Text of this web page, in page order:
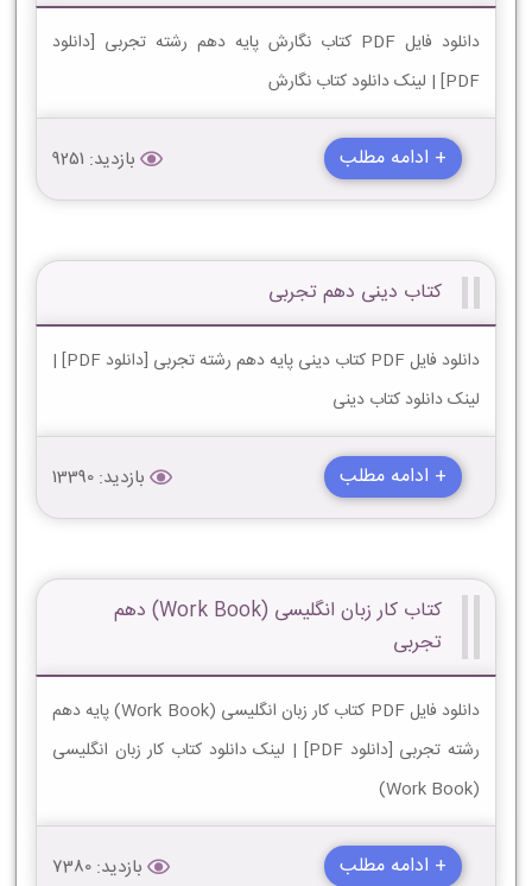
دانلود فایل PDF کتاب نگارش پایه دهم رشته تجربی [دانلود
PDF] | لینک دانلود کتاب نگارش
+ ادامه مطلب بازدید: 9251
کتاب دینی دهم تجربی
دانلود فایل PDF کتاب دینی پایه دهم رشته تجربی [دانلود PDF] |
لینک دانلود کتاب دینی
+ ادامه مطلب بازدید: 13390
کتاب کار زبان انگلیسی (Work Book) دهم
تجربی
دانلود فایل PDF کتاب کار زبان انگلیسی (Work Book) پایه دهم
رشته تجربی [دانلود PDF] | لینک دانلود کتاب کار زبان انگلیسی
(Work Book)
+ ادامه مطلب بازدید: 7380